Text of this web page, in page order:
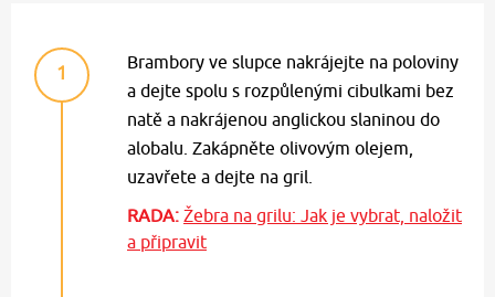
1
Brambory ve slupce nakrájejte na poloviny
a dejte spolu s rozpůlenými cibulkami bez
natě a nakrájenou anglickou slaninou do
alobalu. Zakápněte olivovým olejem,
uzavřete a dejte na gril.
RADA: Žebra na grilu: Jak je vybrat, naložit
a připravit